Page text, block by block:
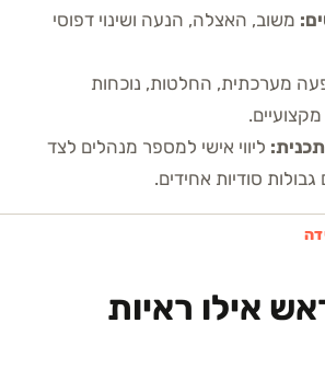
: משוב, האצלה, הנעה ושינוי דפוסי
מערכתית, החלטות, נוכחות
: ליווי אישי למספר מנהלים לצד
סודיות אחידים.
אילו ראיות